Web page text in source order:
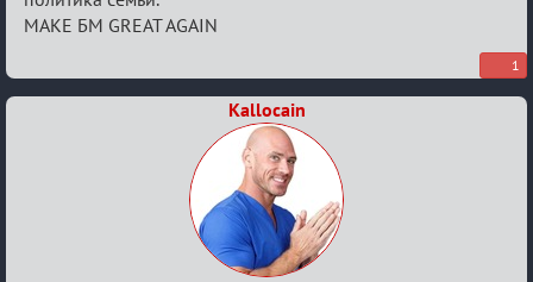
MAKE БМ GREAT AGAIN
1
Kallocain